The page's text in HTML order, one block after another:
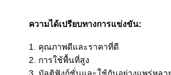
ความได้เปรียบทางการแข่งขัน:
1. คุณภาพดีและราคาที่ดี
2. การใช้พื้นที่สูง